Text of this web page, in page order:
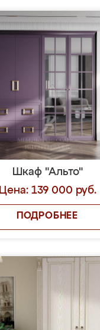
Шкаф "Альто"
Цена: 139 000 руб.
ПОДРОБНЕЕ